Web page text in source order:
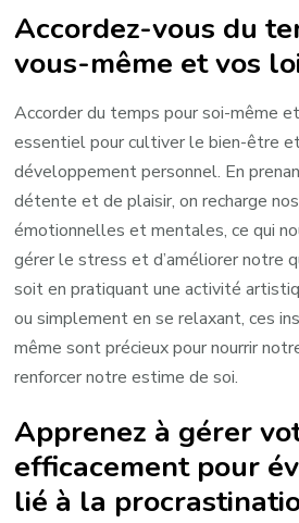
Accordez-vous du
vous-même et vos
Accorder du temps pour soi-même
essentiel pour cultiver le bien-être
développement personnel. En
détente et de plaisir, on recharge
émotionnelles et mentales, ce qui
gérer le stress et d’améliorer notre
soit en pratiquant une activité
ou simplement en se relaxant, ces
même sont précieux pour nourrir
renforcer notre estime de soi.
Apprenez à gérer
efficacement pour
lié à la